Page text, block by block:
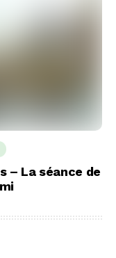
– La séance de